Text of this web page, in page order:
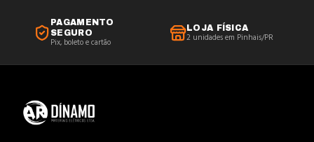
PAGAMENTO
SEGURO
Pix, boleto e cartão
LOJA FÍSICA
2 unidades em Pinhais/PR